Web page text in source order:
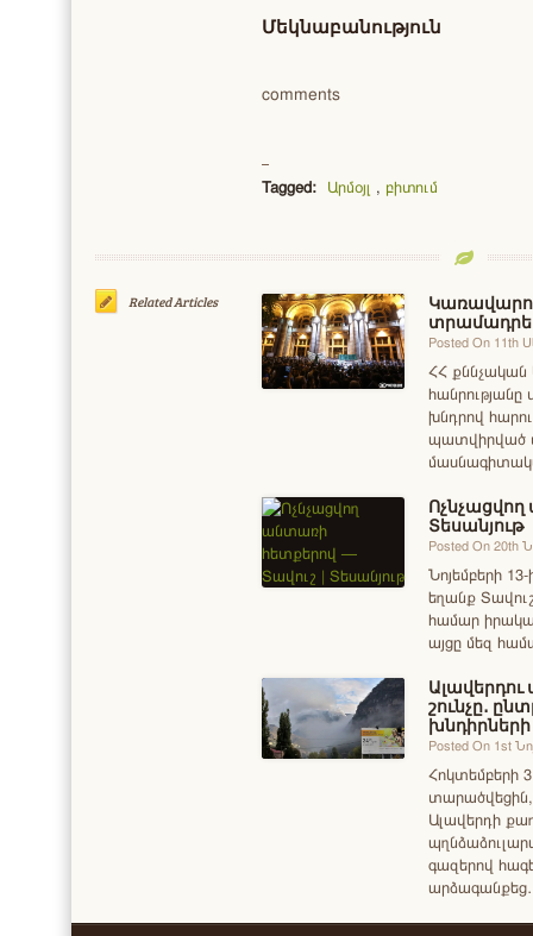
Մեկնաբանություն
comments
Tagged: Արմօյլ , բիտում
Related Articles
տրամադրել
Posted On 11th
ՀՀ քննչական
խնդրով
պատվիրված
Տեսանյութ
Posted On 20th
Նոյեմբերի
եղանք
համար
այցը մեզ
շունչը․
Posted On 1st
Հոկտեմբերի
տարածվեցին,
Ալավերդի
գազերով